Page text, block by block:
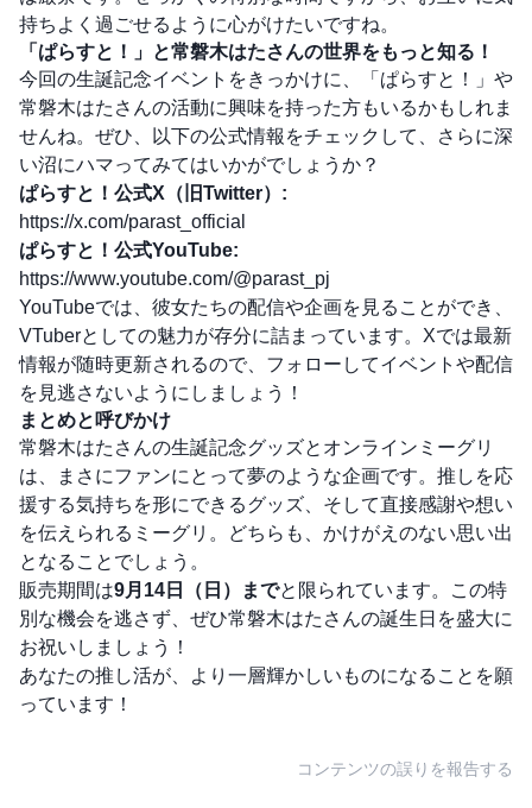
持ちよく過ごせるように心がけたいですね。
「ぱらすと！」と常磐木はたさんの世界をもっと知る！
今回の生誕記念イベントをきっかけに、「ぱらすと！」や
常磐木はたさんの活動に興味を持った方もいるかもしれま
せんね。ぜひ、以下の公式情報をチェックして、さらに深
い沼にハマってみてはいかがでしょうか？
ぱらすと！公式X（旧Twitter）:
https://x.com/parast_official
ぱらすと！公式YouTube:
https://www.youtube.com/@parast_pj
YouTubeでは、彼女たちの配信や企画を見ることができ、
VTuberとしての魅力が存分に詰まっています。Xでは最新
情報が随時更新されるので、フォローしてイベントや配信
を見逃さないようにしましょう！
まとめと呼びかけ
常磐木はたさんの生誕記念グッズとオンラインミーグリ
は、まさにファンにとって夢のような企画です。推しを応
援する気持ちを形にできるグッズ、そして直接感謝や想い
を伝えられるミーグリ。どちらも、かけがえのない思い出
となることでしょう。
販売期間は9月14日（日）までと限られています。この特
別な機会を逃さず、ぜひ常磐木はたさんの誕生日を盛大に
お祝いしましょう！
あなたの推し活が、より一層輝かしいものになることを願
っています！
コンテンツの誤りを報告する